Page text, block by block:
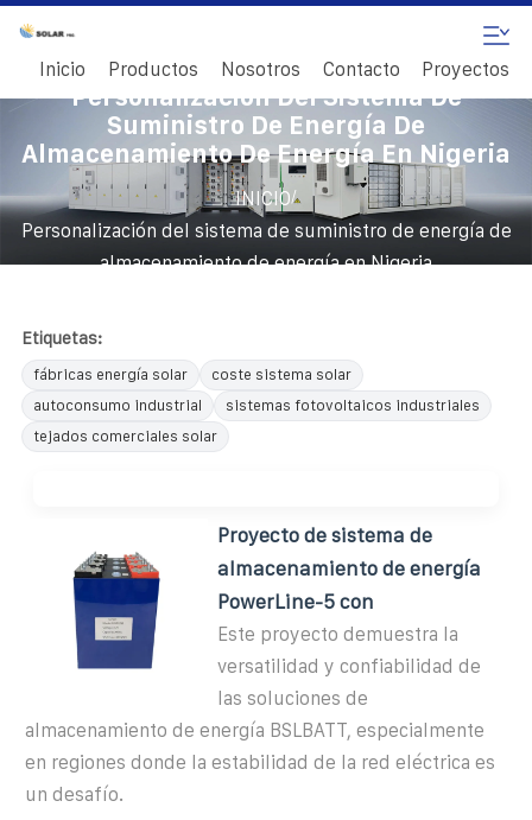
Inicio Productos Nosotros Contacto Proyectos
Personalización Del Sistema De
Suministro De Energía De
Almacenamiento De Energía En Nigeria
INICIO/
Personalización del sistema de suministro de energía de
almacenamiento de energía en Nigeria
Etiquetas:
fábricas energía solar
coste sistema solar
autoconsumo industrial
sistemas fotovoltaicos industriales
tejados comerciales solar
Proyecto de sistema de
almacenamiento de energía
PowerLine-5 con
Este proyecto demuestra la
versatilidad y confiabilidad de
las soluciones de
almacenamiento de energía BSLBATT, especialmente
en regiones donde la estabilidad de la red eléctrica es
un desafío.